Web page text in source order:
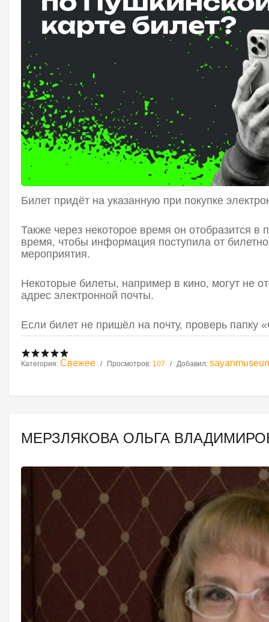
Билет придёт на указанную при покупке
Также через некоторое время он отобразится
время, чтобы информация поступила от
мероприятия.
Некоторые билеты, например в кино, могут не
адрес электронной почты.
Если билет не пришёл на почту, проверь папку
Категория: Свежее Просмотров: 107 Добавил:
МЕРЗЛЯКОВА ОЛЬГА